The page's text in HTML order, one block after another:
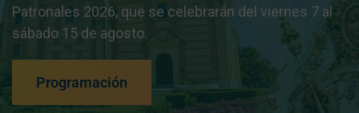
Patronales 2026, que se celebrarán del viernes 7 al
sábado 15 de agosto.
Programación